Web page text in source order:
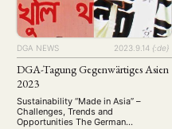
DGA NEWS 2023.9.14 {:de}
DGA-Tagung Gegenwärtiges Asien
2023
Sustainability “Made in Asia” –
Challenges, Trends and
Opportunities The German